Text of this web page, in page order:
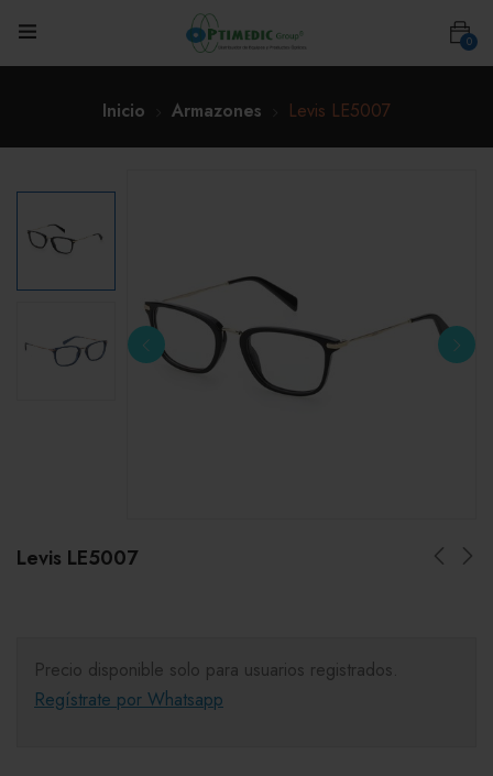
0
Inicio Armazones Levis LE5007
Levis LE5007
Precio disponible solo para usuarios registrados.
Regístrate por Whatsapp